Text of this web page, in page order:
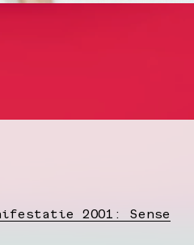
2001: Sense